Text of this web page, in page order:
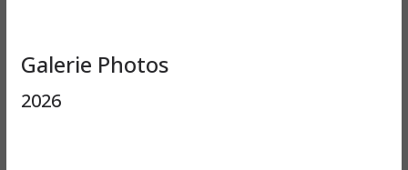
Galerie Photos
2026